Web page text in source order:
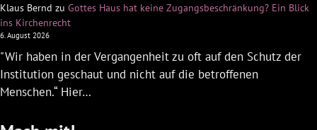
Klaus Bernd zu Gottes Haus hat keine Zugangsbeschränkung? Ein Blick
ins Kirchenrecht
6. August 2026
"Wir haben in der Vergangenheit zu oft auf den Schutz der
Institution geschaut und nicht auf die betroffenen
Menschen.“ Hier…